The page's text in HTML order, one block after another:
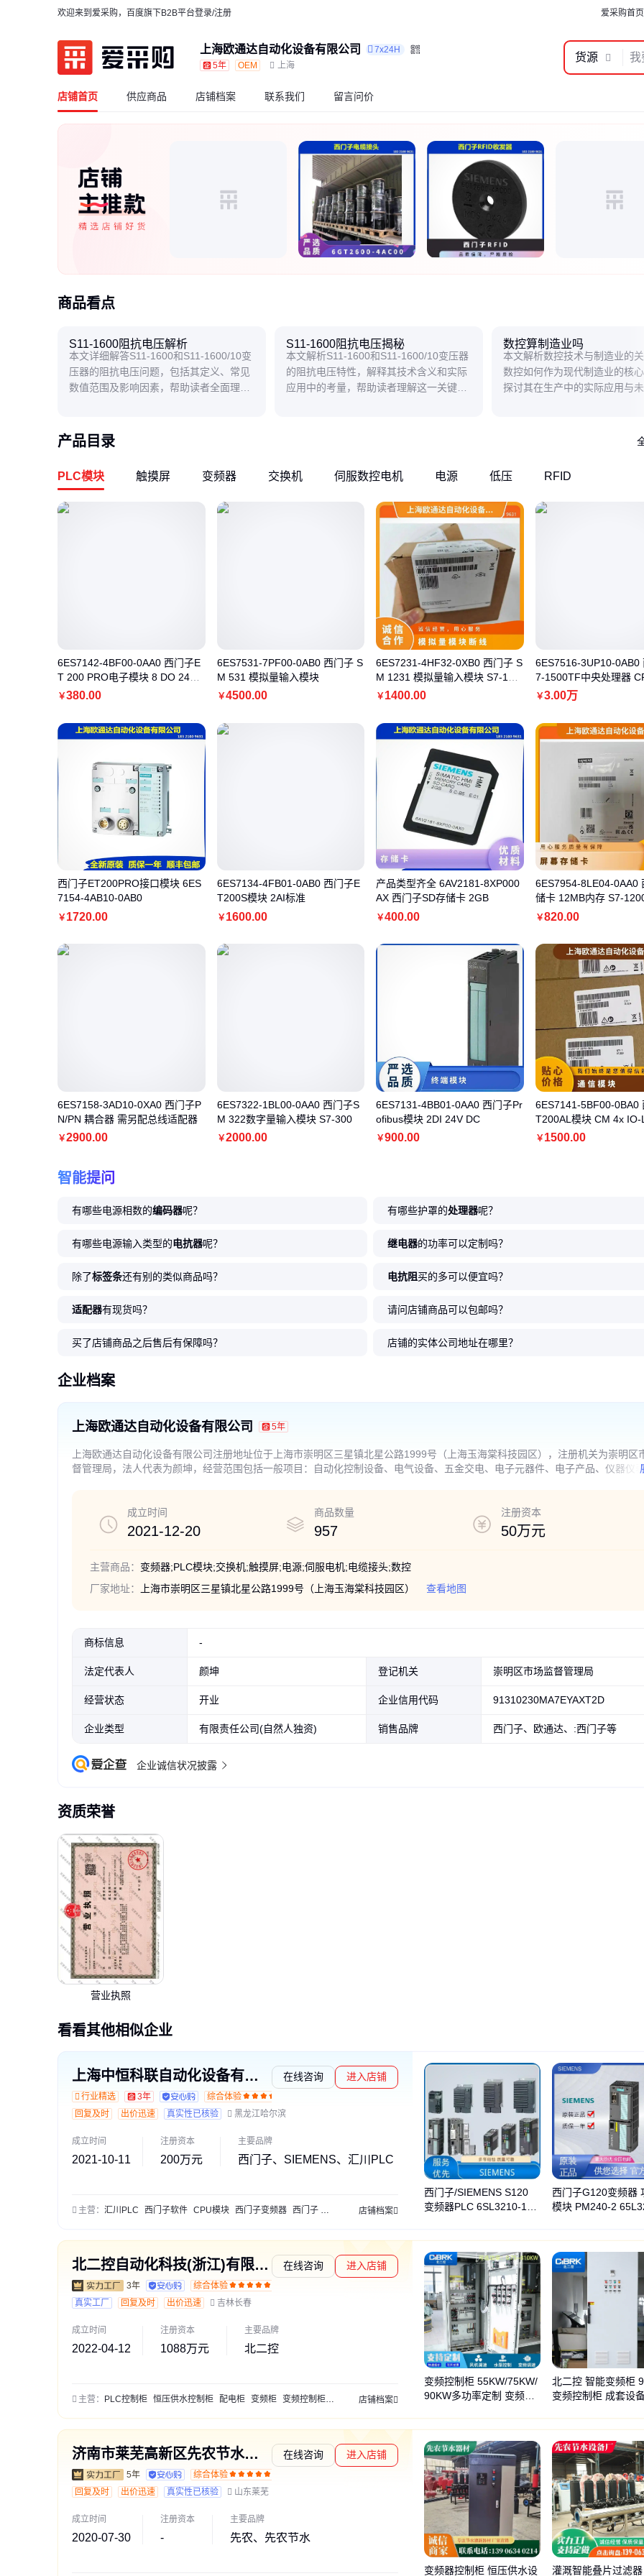
欢迎来到爱采购，百度旗下B2B平台登录/注册 爱采购首页
上海欧通达自动化设备有限公司
7x24H
5年
OEM 上海
货源
店铺首页 供应商品 店铺档案 联系我们 留言问价
商品看点
S11-1600阻抗电压解析
本文详细解答S11-1600和S11-1600/10变
压器的阻抗电压问题，包括其定义、常见
数值范围及影响因素，帮助读者全面理解
S11-1600阻抗电压揭秘
本文解析S11-1600和S11-1600/10变压器
的阻抗电压特性，解释其技术含义和实际
应用中的考量，帮助读者理解这一关键参
数控算制造业吗
本文解析数控技术与制造业的关
数控如何作为现代制造业的核心
探讨其在生产中的实际应用与未
产品目录
PLC模块 触摸屏 变频器 交换机 伺服数控电机 电源 低压 RFID
6ES7142-4BF00-0AA0 西门子E
T 200 PRO电子模块 8 DO 24V
DC
￥380.00
6ES7531-7PF00-0AB0 西门子 S
M 531 模拟量输入模块
￥4500.00
6ES7231-4HF32-0XB0 西门子 S
M 1231 模拟量输入模块 S7-120
0
￥ 1400.00
6ES7516-3UP10-0AB0
7-1500TF中央处理器
TF-3 PN
￥3.00万
西门子ET200PRO接口模块 6ES
7154-4AB10-0AB0
￥1720.00
6ES7134-4FB01-0AB0 西门子E
T200S模块 2AI标准
￥1600.00
产品类型齐全 6AV2181-8XP000
AX 西门子SD存储卡 2GB
￥400.00
6ES7954-8LE04-0AA0
储卡 12MB内存 S7-
￥820.00
6ES7158-3AD10-0XA0 西门子P
N/PN 耦合器 需另配总线适配器
￥2900.00
6ES7322-1BL00-0AA0 西门子S
M 322数字量输入模块 S7-300
￥2000.00
6ES7131-4BB01-0AA0 西门子Pr
ofibus模块 2DI 24V DC
￥900.00
6ES7141-5BF00-0BA0
T200AL模块 CM 4x IO-
￥ 1500.00
T200PRO 电子模组
口模块 IM 151-3 PN ST
模拟量输出模块 ET200SP
MART200 CPU SR40 AC/DC/继
03 模拟量输入输出模块
7-1500背板 一级代理
7-1200通信模块 CM1243-2
模拟式输入模块 AI 2x U/I 2
口模块 PROFINET
模拟输入模块 AI 8xU/I/RTD/TC
7-1500CPU 1517T-3 PN/DP处理
型电源 6EP1332-4BAOO
7-300通讯处理器 CP 341
通信处理器 CP 443-1
智能提问
有哪些电源相数的编码器呢？ 有哪些护罩的处理器呢？
有哪些电源输入类型的电抗器呢？ 继电器的功率可以定制吗？
除了标签条还有别的类似商品吗？ 电抗阻买的多可以便宜吗？
适配器有现货吗？ 请问店铺商品可以包邮吗？
买了店铺商品之后售后有保障吗？ 店铺的实体公司地址在哪里？
企业档案
上海欧通达自动化设备有限公司 5年
上海欧通达自动化设备有限公司注册地址位于上海市崇明区三星镇北星公路1999号（上海玉海棠科技园区），注册机关为崇明区
督管理局，法人代表为颜坤，经营范围包括一般项目：自动化控制设备、电气设备、五金交电、电子元器件、电子产品、仪器仪
成立时间
2021-12-20
商品数量
957
注册资本
50万元
主营商品： 变频器;PLC模块;交换机;触摸屏;电源;伺服电机;电缆接头;数控
厂家地址：
上海市崇明区三星镇北星公路1999号（上海玉海棠科技园区） 查看地图
商标信息 -
法定代表人 颜坤 登记机关 崇明区市场监督管理局
经营状态 开业 企业信用代码 91310230MA7EYAXT2D
企业类型 有限责任公司(自然人独资) 销售品牌 西门子、欧通达、:西门子等
企业诚信状况披露
资质荣誉
营业执照
看看其他相似企业
上海中恒科联自动化设备有限公司
行业精选 3年 综合体验
在线咨询 进入店铺
回复及时 出价迅速 真实性已核验 黑龙江哈尔滨
成立时间
2021-10-11
注册资本
200万元
主要品牌
西门子、SIEMENS、汇川PLC
主营： 汇川PLC 西门子软件 CPU模块 西门子变频器 西门子 编程软件 功率模块 精智面板 西门子信号板模块 西门子通信模块 西门子CPU模块
店铺档案
西门子/SIEMENS S120
变频器PLC 6SL3210-1PE
西门子G120变频器
模块 PM240-2
北二控自动化科技(浙江)有限公司
3年 综合体验
在线咨询 进入店铺
真实工厂 回复及时 出价迅速 吉林长春
成立时间
2022-04-12
注册资本
1088万元
主要品牌
北二控
主营： PLC控制柜 恒压供水控制柜 配电柜 变频柜 变频控制柜 变频器柜 配电箱 控制柜
店铺档案
变频控制柜 55KW/75KW/
90KW多功率定制 变频器
北二控 智能变频柜
变频控制柜 成套设备
济南市莱芜高新区先农节水设备厂
5年 综合体验
在线咨询 进入店铺
回复及时 出价迅速 真实性已核验 山东莱芜
成立时间
2020-07-30
注册资本
-
主要品牌
先农、先农节水
变频器控制柜 恒压供水设 灌溉智能叠片过滤